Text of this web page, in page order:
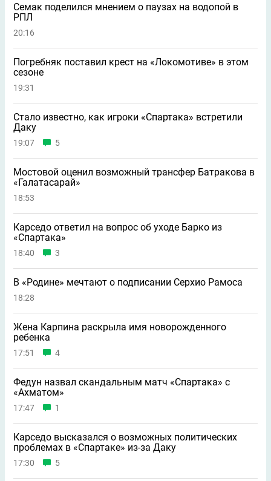
Семак поделился мнением о паузах на водопой в
РПЛ
20:16
Погребняк поставил крест на «Локомотиве» в этом
сезоне
19:31
Стало известно, как игроки «Спартака» встретили
Даку
19:07 5
Мостовой оценил возможный трансфер Батракова в
«Галатасарай»
18:53
Карседо ответил на вопрос об уходе Барко из
«Спартака»
18:40 3
В «Родине» мечтают о подписании Серхио Рамоса
18:28
Жена Карпина раскрыла имя новорождeнного
ребeнка
17:51 4
Федун назвал скандальным матч «Спартака» с
«Ахматом»
17:47 1
Карседо высказался о возможных политических
проблемах в «Спартаке» из-за Даку
17:30 5